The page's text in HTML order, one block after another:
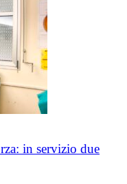
in servizio due